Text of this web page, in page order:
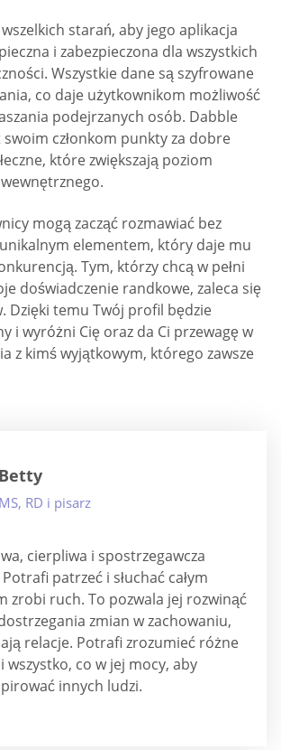
starań, aby jego aplikacja
i zabezpieczona dla wszystkich
Wszystkie dane są szyfrowane
co daje użytkownikom możliwość
podejrzanych osób. Dabble
członkom punkty za dobre
które zwiększają poziom
mogą zacząć rozmawiać bez
elementem, który daje mu
Tym, którzy chcą w pełni
doświadczenie randkowe, zaleca się
Dzięki temu Twój profil będzie
i wyróżni Cię oraz da Ci przewagę w
z kimś wyjątkowym, którego zawsze
Betty
MS, RD i pisarz
cierpliwa i spostrzegawcza
patrzeć i słuchać całym
zrobi ruch. To pozwala jej rozwinąć
zmian w zachowaniu,
relacje. Potrafi zrozumieć różne
wszystko, co w jej mocy, aby
innych ludzi.